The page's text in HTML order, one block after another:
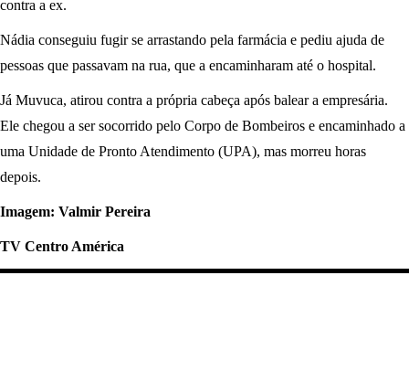
contra a ex.
Nádia conseguiu fugir se arrastando pela farmácia e pediu ajuda de
pessoas que passavam na rua, que a encaminharam até o hospital.
Já Muvuca, atirou contra a própria cabeça após balear a empresária.
Ele chegou a ser socorrido pelo Corpo de Bombeiros e encaminhado a
uma Unidade de Pronto Atendimento (UPA), mas morreu horas
depois.
Imagem: Valmir Pereira
TV Centro América